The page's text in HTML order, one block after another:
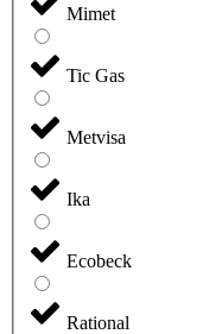
Mimet
Tic Gas
Metvisa
Ika
Ecobeck
Rational